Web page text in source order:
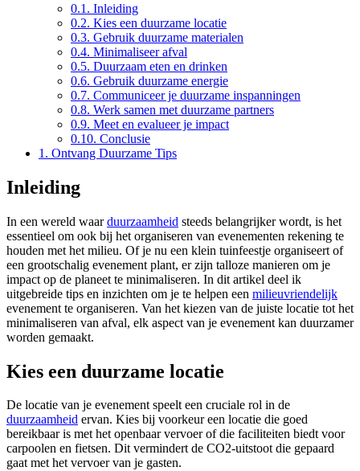
0.1. Inleiding
0.2. Kies een duurzame locatie
0.3. Gebruik duurzame materialen
0.4. Minimaliseer afval
0.5. Duurzaam eten en drinken
0.6. Gebruik duurzame energie
0.7. Communiceer je duurzame inspanningen
0.8. Werk samen met duurzame partners
0.9. Meet en evalueer je impact
0.10. Conclusie
1. Ontvang Duurzame Tips
Inleiding
In een wereld waarduurzaamheid steeds belangrijker wordt, is het
essentieel om ook bij het organiseren van evenementen rekening te
houden met het milieu. Of je nu een klein tuinfeestje organiseert of
een grootschalig evenement plant, er zijn talloze manieren om je
impact op de planeet te minimaliseren. In dit artikel deel ik
uitgebreide tips en inzichten om je te helpen een milieuvriendelijk
evenement te organiseren. Van het kiezen van de juiste locatie tot het
minimaliseren van afval, elk aspect van je evenement kan duurzamer
worden gemaakt.
Kies een duurzame locatie
De locatie van je evenement speelt een cruciale rol in de
duurzaamheid ervan. Kies bij voorkeur een locatie die goed
bereikbaar is met het openbaar vervoer of die faciliteiten biedt voor
carpoolen en fietsen. Dit vermindert de CO2-uitstoot die gepaard
gaat met het vervoer van je gasten.